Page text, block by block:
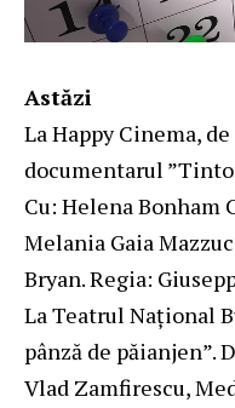
Astăzi
La Happy Cinema,
documentarul
Cu: Helena Bonham
Melania Gaia
Bryan. Regia:
La Teatrul Naţional
pânză de păianjen”.
Vlad Zamfirescu,